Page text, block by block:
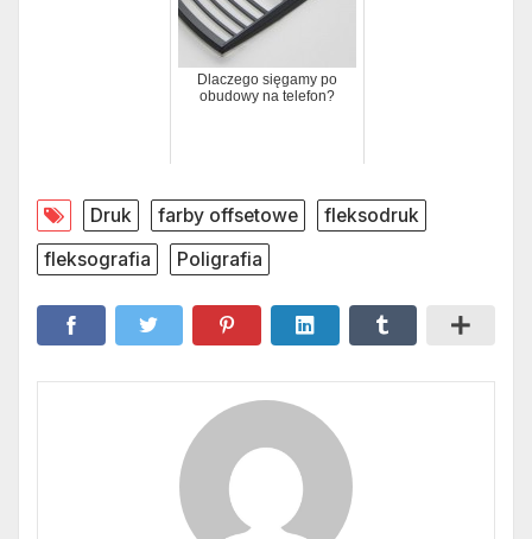
Dlaczego sięgamy po
obudowy na telefon?
Druk farby offsetowe
fleksodruk
fleksografia
Poligrafia